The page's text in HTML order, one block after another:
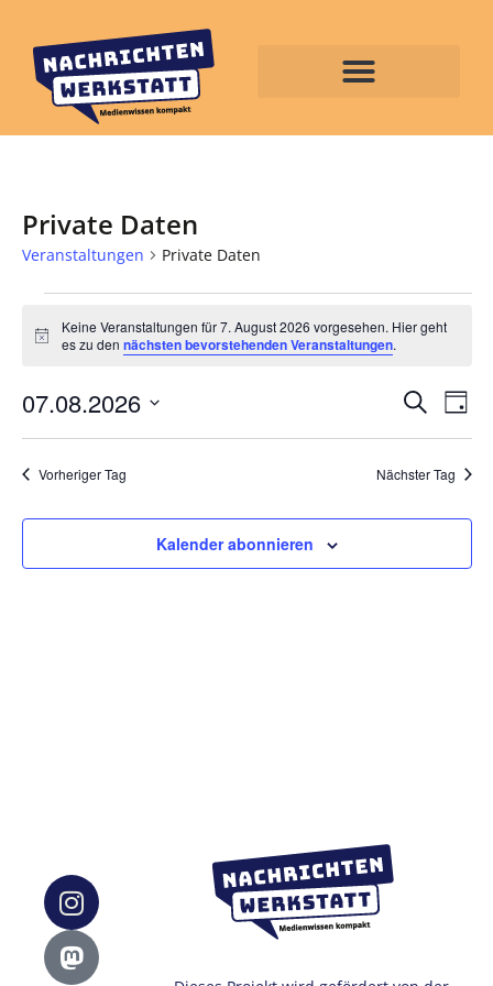
Private Daten
Veranstaltungen Private Daten
Hinweis
Keine Veranstaltungen für 7. August 2026 vorgesehen. Hier geht
es zu den nächsten bevorstehenden Veranstaltungen.
und
SucheTag
07.08.2026
wählen.
Vorheriger Tag Nächster Tag
Kalender abonnieren